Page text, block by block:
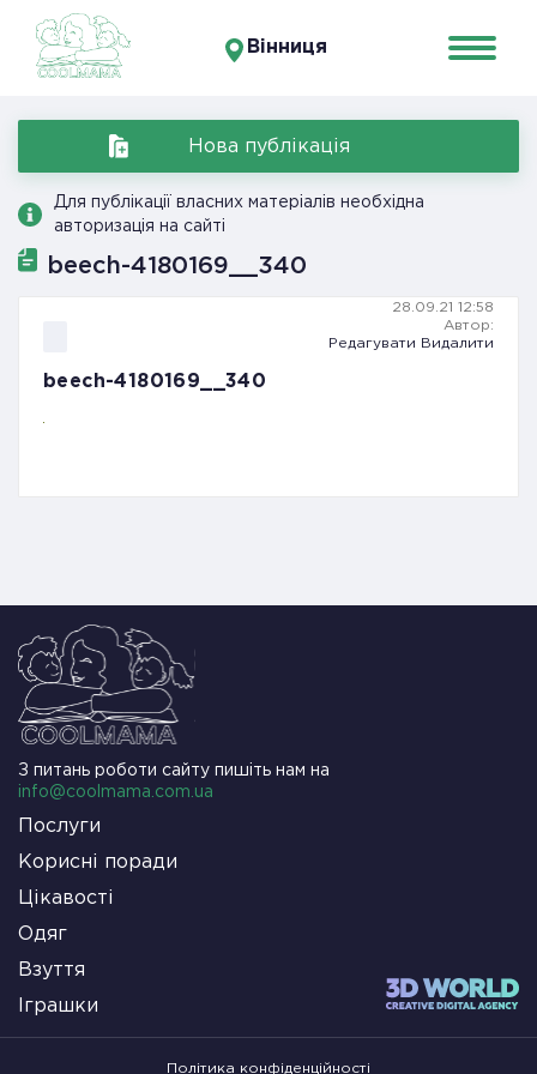
Вінниця
Нова публікація
Для публікації власних матеріалів необхідна
авторизація на сайті
beech-4180169__340
28.09.21 12:58
Автор:
Редагувати
Видалити
beech-4180169__340
З питань роботи сайту пишіть нам на
info@coolmama.com.ua
Послуги
Корисні поради
Цікавості
Одяг
Взуття
Іграшки
Політика конфіденційності